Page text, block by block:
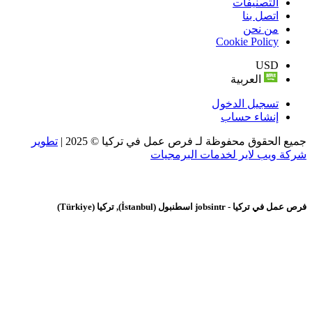
التصنيفات
اتصل بنا
من نحن
Cookie Policy
USD
العربية
تسجيل الدخول
إنشاء حساب
جميع الحقوق محفوظة لـ فرص عمل في تركيا © 2025 |
تطوير
شركة ويب لاير لخدمات البرمجيات
فرص عمل في تركيا - jobsintr اسطنبول (İstanbul), تركيا (Türkiye)